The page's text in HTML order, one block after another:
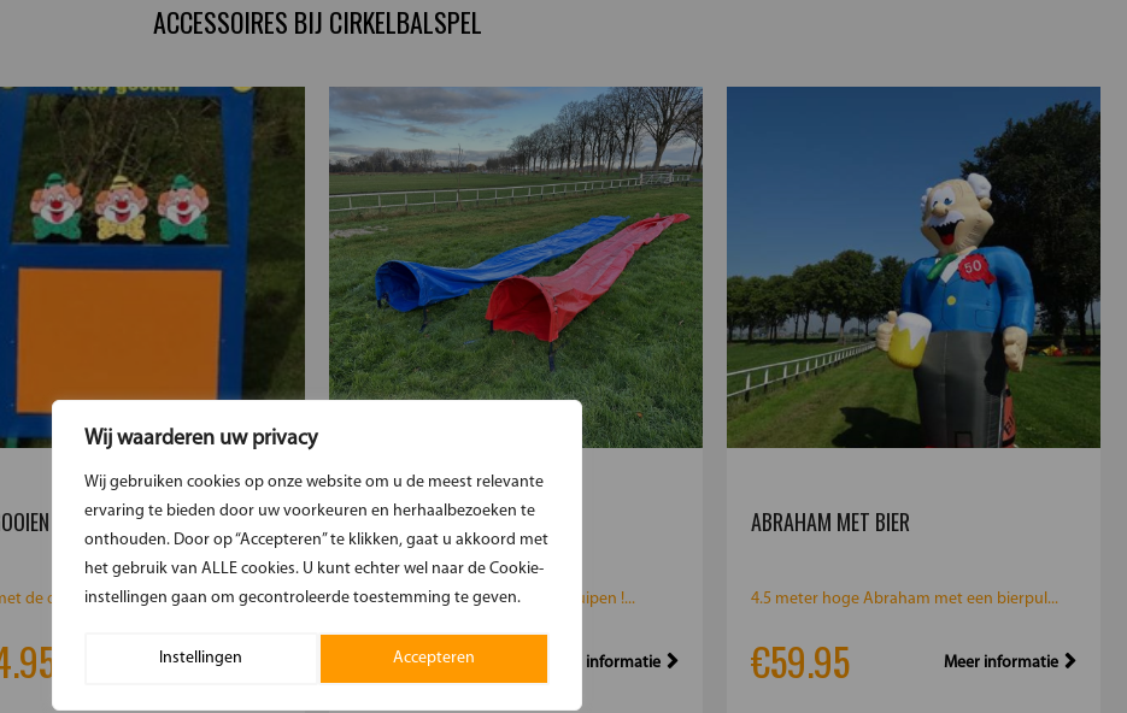
Wij waarderen uw privacy
Wij gebruiken cookies op onze website om u de meest relevante
ervaring te bieden door uw voorkeuren en herhaalbezoeken te
onthouden. Door op “Accepteren” te klikken, gaat u akkoord met
het gebruik van ALLE cookies. U kunt echter wel naar de Cookie-
instellingen gaan om gecontroleerde toestemming te geven.
Instellingen Accepteren
ACCESSOIRES BIJ CIRKELBALSPEL
KERMIS
de drie ballen de koppen omver ...
Meer informatie
KRUIP SLANG XXL
De race tegen elkaar 8 meter kruipen !...
€34.95 Meer informatie
ABRAHAM MET BIER
4.5 meter hoge Abraham met een bierpul...
€59.95 Meer informatie